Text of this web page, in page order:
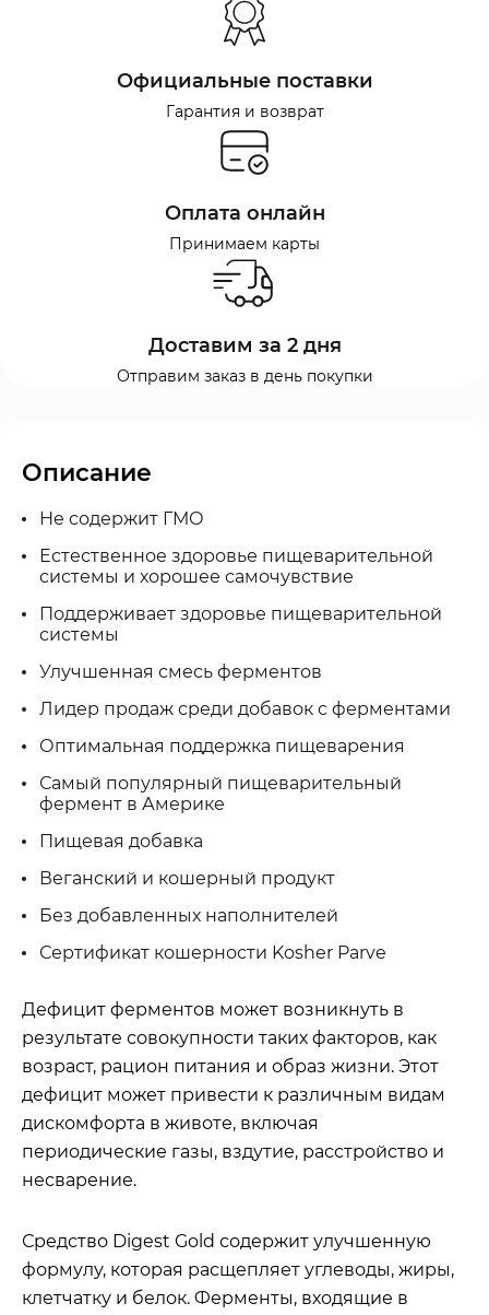
Официальные поставки
Гарантия и возврат
Оплата онлайн
Принимаем карты
Доставим за 2 дня
Отправим заказ в день покупки
Описание
Не содержит ГМО
Естественное здоровье пищеварительной
системы и хорошее самочувствие
Поддерживает здоровье пищеварительной
системы
Улучшенная смесь ферментов
Лидер продаж среди добавок с ферментами
Оптимальная поддержка пищеварения
Самый популярный пищеварительный
фермент в Америке
Пищевая добавка
Веганский и кошерный продукт
Без добавленных наполнителей
Сертификат кошерности Kosher Parve
Дефицит ферментов может возникнуть в
результате совокупности таких факторов, как
возраст, рацион питания и образ жизни. Этот
дефицит может привести к различным видам
дискомфорта в животе, включая
периодические газы, вздутие, расстройство и
несварение.
Средство Digest Gold содержит улучшенную
формулу, которая расщепляет углеводы, жиры,
клетчатку и белок. Ферменты, входящие в